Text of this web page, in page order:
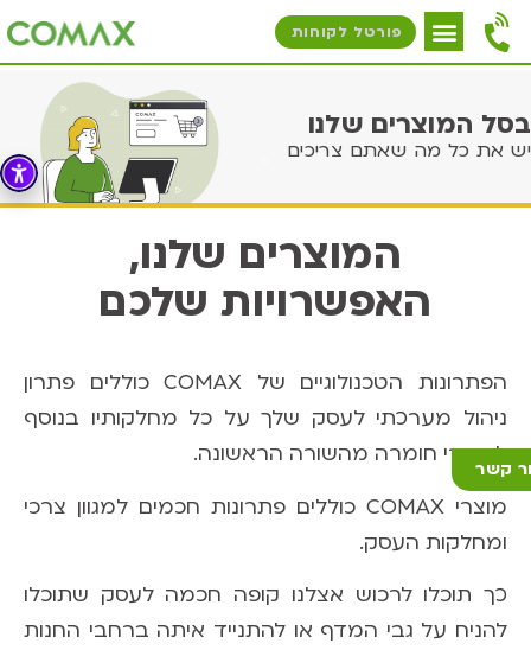
פורטל לקוחות
קשר
בסל המוצרים שלנו
יש את כל מה שאתם צריכים
המוצרים שלנו,
האפשרויות שלכם
הפתרונות הטכנולוגיים של COMAX כוללים פתרון
ניהול מערכתי לעסק שלך על כל מחלקותיו בנוסף
למוצרי חומרה מהשורה הראשונה.
מוצרי COMAX כוללים פתרונות חכמים למגוון צרכי
ומחלקות העסק.
כך תוכלו לרכוש אצלנו קופה חכמה לעסק שתוכלו
להניח על גבי המדף או להתנייד איתה ברחבי החנות